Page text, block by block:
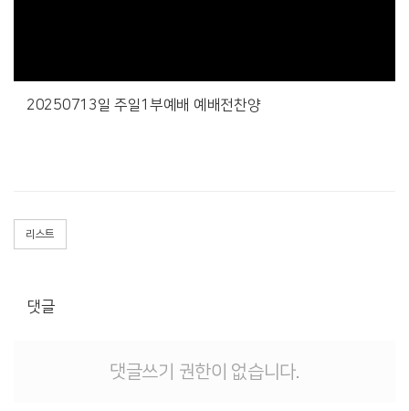
20250713일 주일1부예배 예배전찬양
리스트
댓글
댓글쓰기 권한이 없습니다.